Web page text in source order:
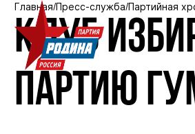
Главная Пресс-служба Партийная
КЛУБ
ПАРТИЮ